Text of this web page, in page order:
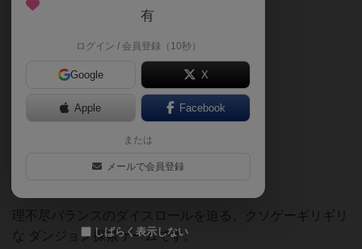
☆推奨最低人数：2人
☆インスト難易度：4/10
☆リプレイ性：8/10
☆やり込み必須度：4/10
理不尽バランスのダイスロールを迫る、クソゲーギリギリ
な ダンジョン探索ゲームです。
有
ログイン / 会員登録（10秒）
Google X
Apple Facebook
または
メールで会員登録
しばらく表示しない